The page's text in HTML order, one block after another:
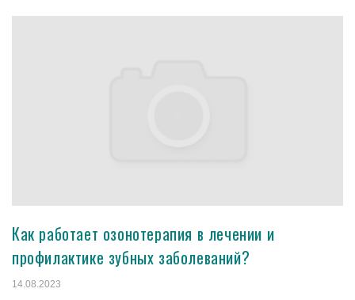
Как работает озонотерапия в лечении и
профилактике зубных заболеваний?
14.08.2023